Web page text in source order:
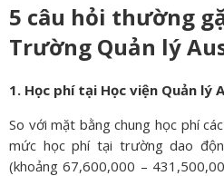
5 câu hỏi thường
Trường Quản lý
1. Học phí tại Học viện Quản lý
So với mặt bằng chung học phí
mức học phí tại trường dao
(khoảng 67,600,000 –